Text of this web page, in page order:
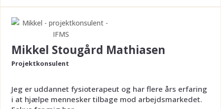
Mikkel Stougård Mathiasen
Projektkonsulent
Jeg er uddannet fysioterapeut og har flere års erfaring
i at hjælpe mennesker tilbage mod arbejdsmarkedet.